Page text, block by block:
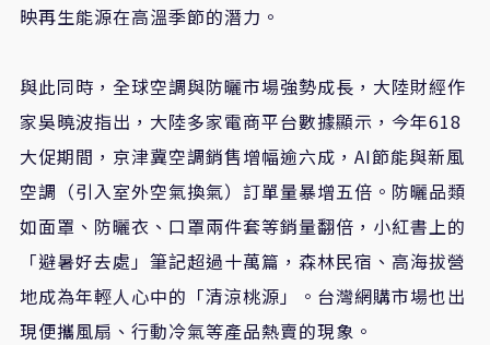
映再生能源在高溫季節的潛力。
與此同時，全球空調與防曬市場強勢成長，大陸財經作
家吳曉波指出，大陸多家電商平台數據顯示，今年618
大促期間，京津冀空調銷售增幅逾六成，AI節能與新風
空調（引入室外空氣換氣）訂單量暴增五倍。防曬品類
如面罩、防曬衣、口罩兩件套等銷量翻倍，小紅書上的
「避暑好去處」筆記超過十萬篇，森林民宿、高海拔營
地成為年輕人心中的「清涼桃源」。台灣網購市場也出
現便攜風扇、行動冷氣等產品熱賣的現象。